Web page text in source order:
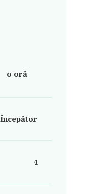
o oră
Începător
4